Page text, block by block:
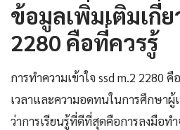
ข้อมูลเพิ่มเติมเกี่
2280 คือที่ควรรู้
การทำความเข้าใจ ssd m.2 2280
เวลาและความอดทนในการศึกษา
ว่าการเรียนรู้ที่ดีที่สุดคือการลงมือท